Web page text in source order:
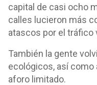
capital de casi ocho
calles lucieron más
atascos por el tráfico
También la gente
ecológicos, así como
aforo limitado.